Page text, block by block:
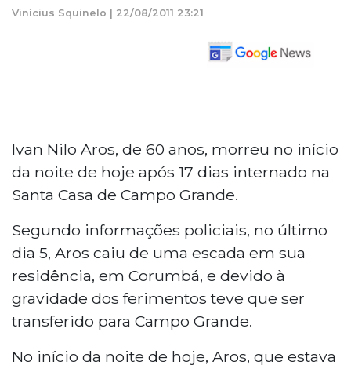
Vinícius Squinelo | 22/08/2011 23:21
Ivan Nilo Aros, de 60 anos, morreu no início
da noite de hoje após 17 dias internado na
Santa Casa de Campo Grande.
Segundo informações policiais, no último
dia 5, Aros caiu de uma escada em sua
residência, em Corumbá, e devido à
gravidade dos ferimentos teve que ser
transferido para Campo Grande.
No início da noite de hoje, Aros, que estava